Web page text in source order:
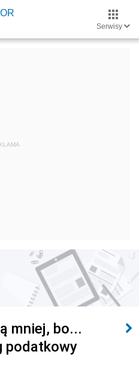
Serwisy
mniej, bo...
podatkowy